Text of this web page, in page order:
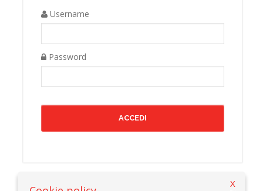
Username
Password
X